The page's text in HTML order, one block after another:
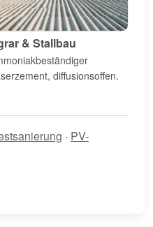
& Stallbau
diffusionsoffen.
· PV-